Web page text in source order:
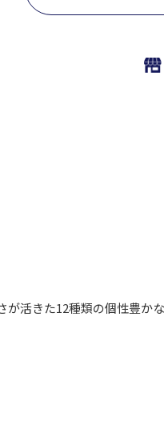
活きた12種類の個性豊か